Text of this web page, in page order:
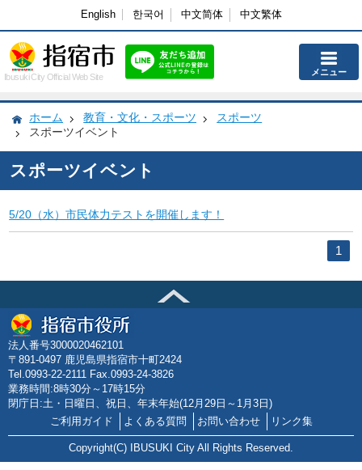
English 한국어 中文简体 中文繁体
Ibusuki City Official Web Site メニュー
ホーム 教育・文化・スポーツ
スポーツ
スポーツイベント
スポーツイベント
5/20（水）市民体力テストを開催します！
1
法人番号3000020462101
〒891-0497 鹿児島県指宿市十町2424
Tel.0993-22-2111 Fax.0993-24-3826
業務時間:8時30分～17時15分
閉庁日:土・日曜日、祝日、年末年始(12月29日～1月3日)
ご利用ガイド
よくある質問 お問い合わせ リンク集
Copyright(C) IBUSUKI City All Rights Reserved.